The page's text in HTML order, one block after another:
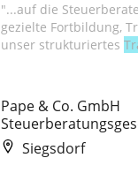
"...auf die
gezielte Fortbildung,
unser strukturiertes
Pape & Co. GmbH
Siegsdorf